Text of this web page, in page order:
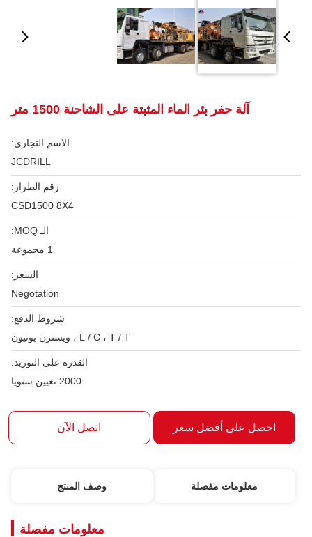
آلة حفر بئر الماء المثبتة على الشاحنة 1500 متر
الاسم التجاري:
JCDRILL
رقم الطراز:
CSD1500 8X4
الـ MOQ:
السعر:
Negotation
شروط الدفع:
L / C ، T / T ، ويسترن يونيون
القدرة على التوريد:
2000 تعيين سنويا
احصل على أفضل سعر اتصل الآن
معلومات مفصلة وصف المنتج
معلومات مفصلة